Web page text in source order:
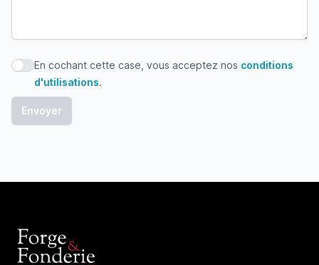
En cochant cette case, vous acceptez nos conditions
En cochant cette case, vous acceptez nos conditions
d'utilisations.